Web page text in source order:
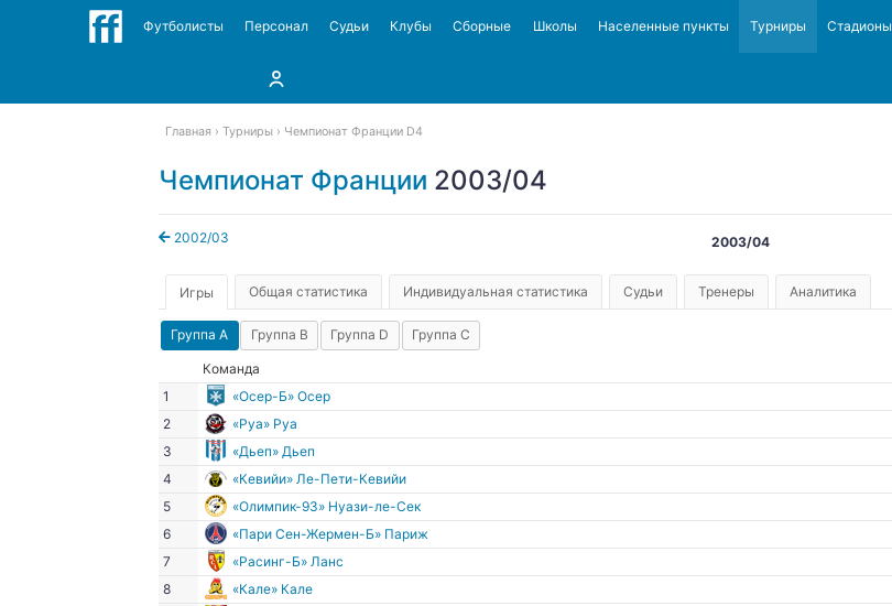
Футболисты Персонал Судьи Клубы Сборные Школы Населенные пункты Турниры Стадионы
Главная Турниры Чемпионат Франции D4
Чемпионат Франции 2003/04
2002/03 2003/04
Игры Общая статистика Индивидуальная статистика Судьи Тренеры Аналитика
Группа A Группа B Группа D Группа С
Команда
1
«Осер-Б» Осер
2
«Руа» Руа
3
«Дьеп» Дьеп
4
«Кевийи» Ле-Пети-Кевийи
5
«Олимпик-93» Нуази-ле-Сек
6
«Пари Сен-Жермен-Б» Париж
7
«Расинг-Б» Ланс
8
«Кале» Кале